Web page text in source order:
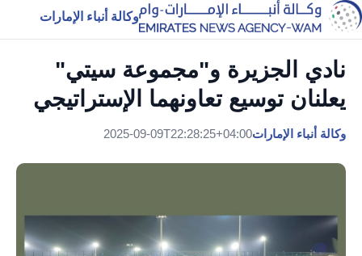
وكالة أنباء الإمارات
نادي الجزيرة و"مجموعة سيتي"
يعلنان توسيع تعاونهما الإستراتيجي
وكالة أنباء الإمارات2025-09-09T22:28:25+04:00